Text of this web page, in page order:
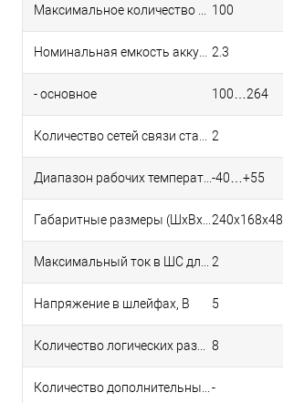
100
2.3
- основное 100…264
2
-40…+55
240х168х48
2
Напряжение в шлейфах, В 5
8
-